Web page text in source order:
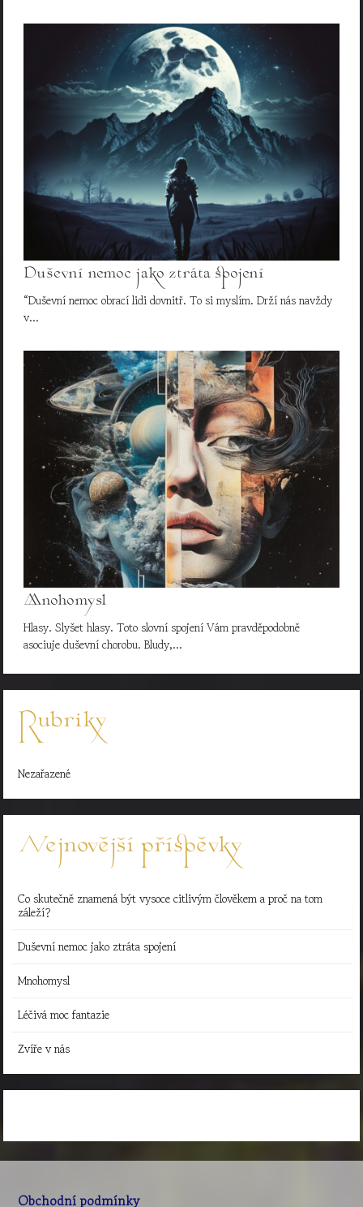
Duševní nemoc jako ztráta spojení
“Duševní nemoc obrací lidi dovnitř. To si myslím. Drží nás navždy
v…
Mnohomysl
Hlasy. Slyšet hlasy. Toto slovní spojení Vám pravděpodobně
asociuje duševní chorobu. Bludy,…
Rubriky
Nezařazené
Nejnovější příspěvky
Co skutečně znamená být vysoce citlivým člověkem a proč na tom
záleží?
Duševní nemoc jako ztráta spojení
Mnohomysl
Léčivá moc fantazie
Zvíře v nás
Obchodní podmínky